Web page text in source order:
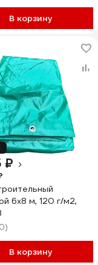
В корзину
₽
6х8 м, 120 г/м2,
В корзину